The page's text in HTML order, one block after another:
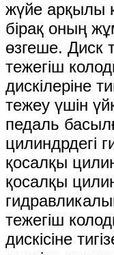
жүйе арқылы
бірақ оның
өзгеше. Диск
тежегіш
дискілеріне
тежеу ​​үшін
педаль
цилиндрдегі
қосалқы
қосалқы
тежегіш
дискісіне